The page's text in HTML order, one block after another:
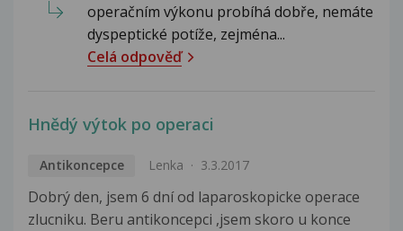
operačním výkonu probíhá dobře, nemáte
dyspeptické potíže, zejména...
Celá odpověď
Hnědý výtok po operaci
Antikoncepce Lenka 3.3.2017
Dobrý den, jsem 6 dní od laparoskopicke operace
zlucniku. Beru antikoncepci ,jsem skoro u konce